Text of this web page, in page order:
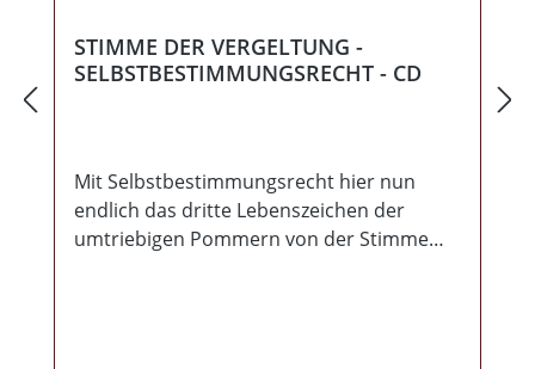
STIMME DER VERGELTUNG -
SELBSTBESTIMMUNGSRECHT - CD
Mit Selbstbestimmungsrecht hier nun
endlich das dritte Lebenszeichen der
umtriebigen Pommern von der Stimme